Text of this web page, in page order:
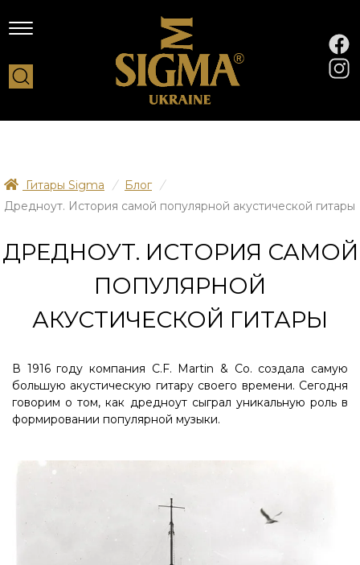
Гитары Sigma / Блог /
Дредноут. История самой популярной акустической гитары
ДРЕДНОУТ. ИСТОРИЯ САМОЙ
ПОПУЛЯРНОЙ
АКУСТИЧЕСКОЙ ГИТАРЫ
В 1916 году компания C.F. Martin & Co. создала самую
большую акустическую гитару своего времени. Сегодня
говорим о том, как дредноут сыграл уникальную роль в
формировании популярной музыки.